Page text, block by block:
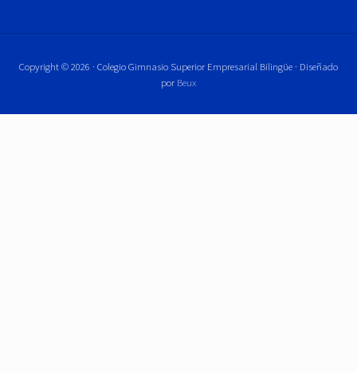
Copyright © 2026 · Colegio Gimnasio Superior Empresarial Bilingüe · Diseñado
por Beux